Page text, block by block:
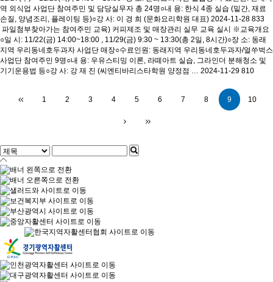
역 외식업 사업단 참여주민 및 담당실무자 총 24명○내 용: 한식 4종 실습 (밑간, 재료
손질, 양념조리, 플레이팅 등)○강 사: 이 경 희 (문화요리학원 대표) 2024-11-28 833
파일첨부찾아가는 참여주민 교육) 커피제조 및 매장관리 실무 교육 실시 ※교육개요
○일 시: 11/22(금) 14:00~18:00 , 11/29(금) 9:30 ~ 13:30(총 2일, 8시간)○장 소: 동래
지역 우리동네호두과자 사업단 매장○수료인원: 동래지역 우리동네호두과자/얼쑤벅스
사업단 참여주민 9명○내 용: 우유스티밍 이론, 라떼아트 실습, 그라인더 분해청소 및
기기운용법 등○강 사: 강 재 진 (씨엔티바리스타학원 양정점 … 2024-11-29 810
1 2 3 4 5 6 7 8 9 10